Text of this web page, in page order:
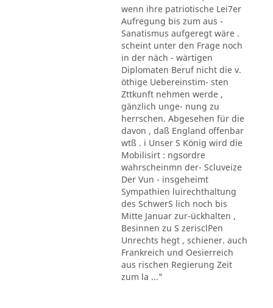
wenn ihre patriotische Lei7er
Aufregung bis zum aus -
Sanatismus aufgeregt wäre .
scheint unter den Frage noch
in der näch - wärtigen
Diplomaten Beruf nicht die v.
öthige Uebereinstim- sten
Zttkunft nehmen werde ,
gänzlich unge- nung zu
herrschen. Abgesehen für die
davon , daß England offenbar
wtß . i Unser S König wird die
Mobilisirt : ngsordre
wahrscheinmn der- Scluveize
Der Vun - insgeheimt
Sympathien luirechthaltung
des SchwerS lich noch bis
Mitte Januar zur-ückhalten ,
Besinnen zu S zerisclPen
Unrechts hegt , schiener. auch
Frankreich und Oesierreich
aus rischen Regierung Zeit
zum la ..."